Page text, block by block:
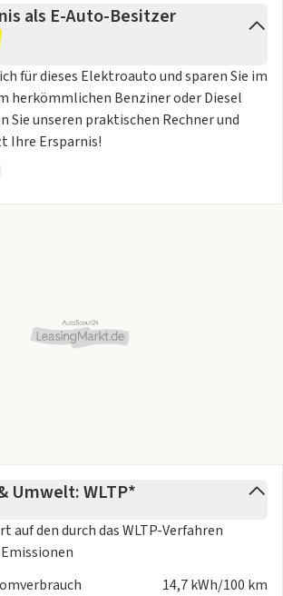
10,25-Zoll-Farb-Display
längsverstellbar
mit schlüsselintegrierter
(ABS) mit elektronischer
als E-Auto-Besitzer
für dieses Elektroauto und sparen Sie im
herkömmlichen Benziner oder Diesel
Sie unseren praktischen Rechner und
Ihre Ersparnis!
Umwelt: WLTP*
auf den durch dasWLTP-Verfahren
14,7 kWh/100 km